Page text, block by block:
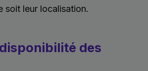
soit leur localisation.
des